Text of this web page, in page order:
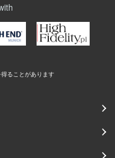
ることがあります